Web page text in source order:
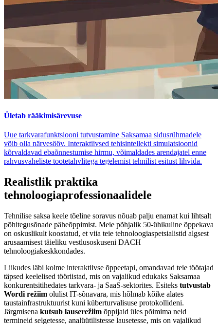
Ületab rääkimisärevuse
Uue tarkvarafunktsiooni tutvustamine Saksamaa sidusrühmadele
võib olla närvesööv. Interaktiivsed tehisintellekti simulatsioonid
kõrvaldavad ebaõnnestumise hirmu, võimaldades arendajatel enne
rahvusvaheliste tootetahvlitega tegelemist tehnilist esitust lihvida.
Realistlik praktika
tehnoloogiaprofessionaalidele
Tehnilise saksa keele tõeline soravus nõuab palju enamat kui lihtsalt
põhitegusõnade päheõppimist. Meie põhjalik 50-ühikuline õppekava
on oskuslikult koostatud, et viia teie tehnoloogiaspetsialistid algsest
arusaamisest täieliku vestlusoskuseni DACH
tehnoloogiakeskkondades.
Liikudes läbi kolme interaktiivse õppeetapi, omandavad teie töötajad
täpsed keelelised tööriistad, mis on vajalikud edukaks Saksamaa
konkurentsitihedates tarkvara- ja SaaS-sektorites. Esiteks tutvustab
Wordi režiim olulist IT-sõnavara, mis hõlmab kõike alates
taustainfrastruktuurist kuni küberturvalisuse protokollideni.
Järgmisena kutsub lauserežiim õppijaid üles põimima neid
termineid selgetesse, analüütilistesse lausetesse, mis on vajalikud